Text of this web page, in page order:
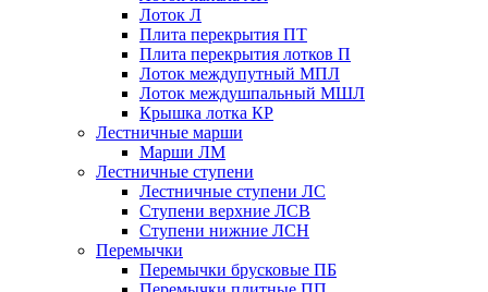
Лоток Л
Плита перекрытия ПТ
Плита перекрытия лотков П
Лоток междупутный МПЛ
Лоток междушпальный МШЛ
Крышка лотка КР
Лестничные марши
Марши ЛМ
Лестничные ступени
Лестничные ступени ЛС
Ступени верхние ЛСВ
Ступени нижние ЛСН
Перемычки
Перемычки брусковые ПБ